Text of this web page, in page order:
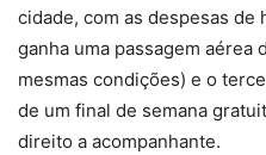
cidade, com as despesas de
ganha uma passagem aérea
mesmas condições) e o
de um final de semana
direito a acompanhante.